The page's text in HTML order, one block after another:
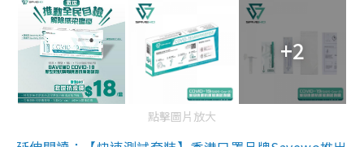
+2
點擊圖片放大